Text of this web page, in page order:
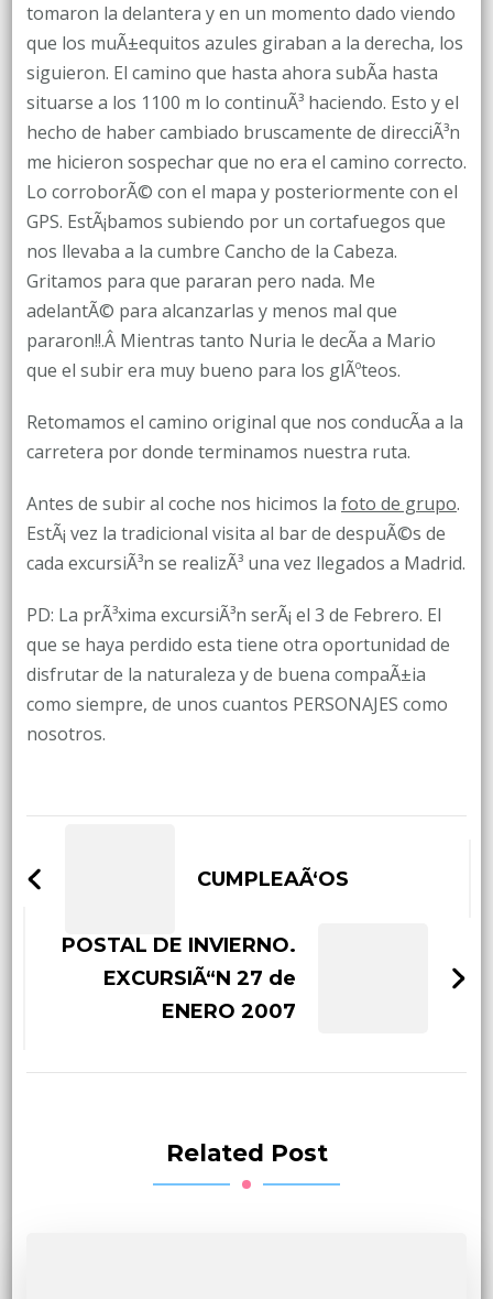
tomaron la delantera y en un momento dado viendo
que los muÃ±equitos azules giraban a la derecha, los
siguieron. El camino que hasta ahora subÃ­a hasta
situarse a los 1100 m lo continuÃ³ haciendo. Esto y el
hecho de haber cambiado bruscamente de direcciÃ³n
me hicieron sospechar que no era el camino correcto.
Lo corroborÃ© con el mapa y posteriormente con el
GPS. EstÃ¡bamos subiendo por un cortafuegos que
nos llevaba a la cumbre Cancho de la Cabeza.
Gritamos para que pararan pero nada. Me
adelantÃ© para alcanzarlas y menos mal que
pararon!!.Â Mientras tanto Nuria le decÃ­a a Mario
que el subir era muy bueno para los glÃºteos.
Retomamos el camino original que nos conducÃ­a a la
carretera por donde terminamos nuestra ruta.
Antes de subir al coche nos hicimos la foto de grupo.
EstÃ¡ vez la tradicional visita al bar de despuÃ©s de
cada excursiÃ³n se realizÃ³ una vez llegados a Madrid.
PD: La prÃ³xima excursiÃ³n serÃ¡ el 3 de Febrero. El
que se haya perdido esta tiene otra oportunidad de
disfrutar de la naturaleza y de buena compaÃ±ia
como siempre, de unos cuantos PERSONAJES como
nosotros.
NavigationCUMPLEAÃ‘OS
POSTAL DE INVIERNO.
EXCURSIÃ“N 27 de
ENERO 2007
Related Post